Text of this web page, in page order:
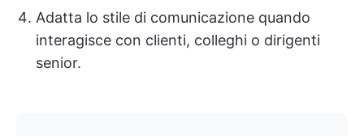
Adatta lo stile di comunicazione quando
interagisce con clienti, colleghi o dirigenti
senior.